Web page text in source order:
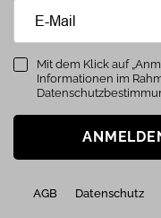
Mit dem Klick auf
Informationen im
AGB Datenschutz